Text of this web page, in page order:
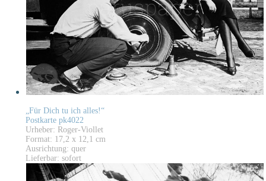
„Für Dich tu ich alles!“
Postkarte pk4022
Urheber: Roger-Viollet
Format: 17,2 x 12,1 cm
Ausrichtung: quer
Lieferbar: sofort